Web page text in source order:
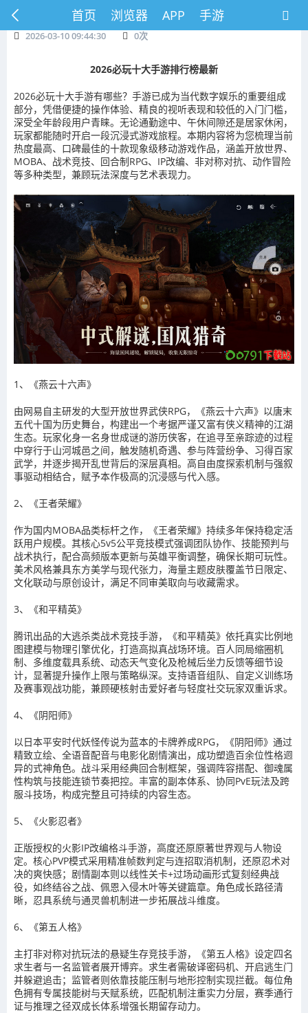
首页 浏览器 APP 手游
2026-03-10 09:44:30 0次
2026必玩十大手游排行榜最新
2026必玩十大手游有哪些？手游已成为当代数字娱乐的重要组成
部分，凭借便捷的操作体验、精良的视听表现和较低的入门门槛，
深受全年龄段用户青睐。无论通勤途中、午休间隙还是居家休闲，
玩家都能随时开启一段沉浸式游戏旅程。本期内容将为您梳理当前
热度最高、口碑最佳的十款现象级移动游戏作品，涵盖开放世界、
MOBA、战术竞技、回合制RPG、IP改编、非对称对抗、动作冒险
等多种类型，兼顾玩法深度与艺术表现力。
1、《燕云十六声》
由网易自主研发的大型开放世界武侠RPG，《燕云十六声》以唐末
五代十国为历史舞台，构建出一个考据严谨又富有侠义精神的江湖
生态。玩家化身一名身世成谜的游历侠客，在追寻至亲踪迹的过程
中穿行于山河城邑之间，触发随机奇遇、参与阵营纷争、习得百家
武学，并逐步揭开乱世背后的深层真相。高自由度探索机制与强叙
事驱动相结合，赋予本作极高的沉浸感与代入感。
2、《王者荣耀》
作为国内MOBA品类标杆之作，《王者荣耀》持续多年保持稳定活
跃用户规模。其核心5v5公平竞技模式强调团队协作、技能预判与
战术执行，配合高频版本更新与英雄平衡调整，确保长期可玩性。
美术风格兼具东方美学与现代张力，海量主题皮肤覆盖节日限定、
文化联动与原创设计，满足不同审美取向与收藏需求。
3、《和平精英》
腾讯出品的大逃杀类战术竞技手游，《和平精英》依托真实比例地
图建模与物理引擎优化，打造高拟真战场环境。百人同局缩圈机
制、多维度载具系统、动态天气变化及枪械后坐力反馈等细节设
计，显著提升操作上限与策略纵深。支持语音组队、自定义训练场
及赛事观战功能，兼顾硬核射击爱好者与轻度社交玩家双重诉求。
4、《阴阳师》
以日本平安时代妖怪传说为蓝本的卡牌养成RPG，《阴阳师》通过
精致立绘、全语音配音与电影化剧情演出，成功塑造百余位性格迥
异的式神角色。战斗采用经典回合制框架，强调阵容搭配、御魂属
性构筑与技能连锁节奏把控。丰富的副本体系、协同PvE玩法及跨
服斗技场，构成完整且可持续的内容生态。
5、《火影忍者》
正版授权的火影IP改编格斗手游，高度还原原著世界观与人物设
定。核心PVP模式采用精准帧数判定与连招取消机制，还原忍术对
决的爽快感；剧情副本则以线性关卡+过场动画形式复刻经典战
役，如终结谷之战、佩恩入侵木叶等关键篇章。角色成长路径清
晰，忍具系统与通灵兽机制进一步拓展战斗维度。
6、《第五人格》
主打非对称对抗玩法的悬疑生存竞技手游，《第五人格》设定四名
求生者与一名监管者展开博弈。求生者需破译密码机、开启逃生门
并躲避追击；监管者则依靠技能压制与地形控制实现拦截。每位角
色拥有专属技能树与天赋系统，匹配机制注重实力分层，赛季通行
证与推理之径双成长体系增强长期留存动力。